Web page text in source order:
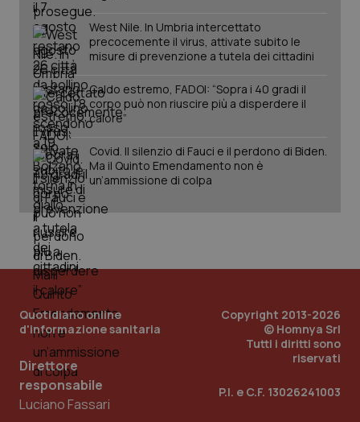
West Nile. In Umbria intercettato
precocemente il virus, attivate subito le
misure di prevenzione a tutela dei cittadini
Caldo estremo, FADOI: “Sopra i 40 gradi il
corpo può non riuscire più a disperdere il
calore”
Covid. Il silenzio di Fauci e il perdono di Biden.
Ma il Quinto Emendamento non è
un’ammissione di colpa
Quotidiano online
d'informazione sanitaria
Direttore
responsabile
Luciano Fassari
Copyright 2013-2026
© Homnya Srl
Tutti i diritti sono
riservati
P.I. e C.F. 13026241003
PHPSESSID
www.quotidianosanita.it